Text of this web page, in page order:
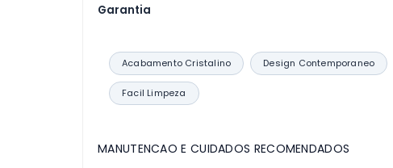
Garantia
Acabamento Cristalino Design Contemporaneo
Facil Limpeza
MANUTENCAO E CUIDADOS RECOMENDADOS